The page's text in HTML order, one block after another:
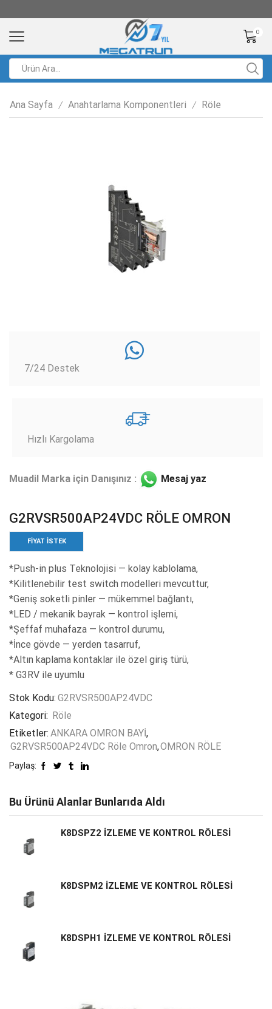
0
Ana Sayfa / Anahtarlama Komponentleri / Röle
7/24 Destek
Hızlı Kargolama
Muadil Marka için Danışınız : Mesaj yaz
G2RVSR500AP24VDC RÖLE OMRON
FIYAT ISTEK
*Push-in plus Teknolojisi — kolay kablolama,
*Kilitlenebilir test switch modelleri mevcuttur,
*Geniş soketli pinler — mükemmel bağlantı,
*LED / mekanik bayrak — kontrol işlemi,
*Şeffaf muhafaza — kontrol durumu,
*İnce gövde — yerden tasarruf,
*Altın kaplama kontaklar ile özel giriş türü,
* G3RV ile uyumlu
Stok Kodu: G2RVSR500AP24VDC
Kategori: Röle
Etiketler: ANKARA OMRON BAYİ,
G2RVSR500AP24VDC Röle Omron,OMRON RÖLE
Paylaş:
Bu Ürünü Alanlar Bunlarıda Aldı
K8DSPZ2 İZLEME VE KONTROL RÖLESİ
K8DSPM2 İZLEME VE KONTROL RÖLESİ
K8DSPH1 İZLEME VE KONTROL RÖLESİ